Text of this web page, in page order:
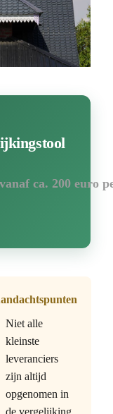
ca. 200 euro
Niet alle
kleinste
leveranciers
zijn altijd
opgenomen in
de vergelijking